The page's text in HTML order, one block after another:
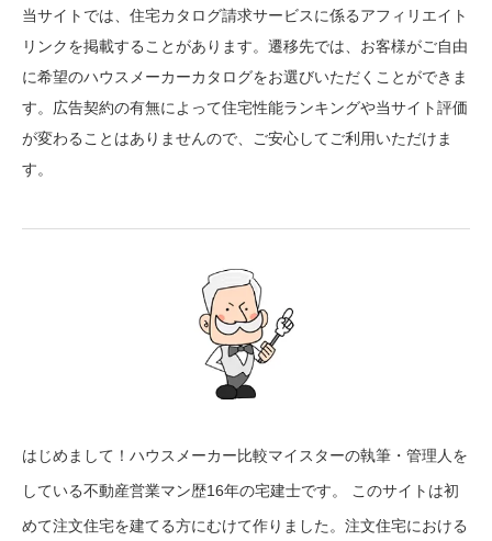
当サイトでは、住宅カタログ請求サービスに係るアフィリエイト
リンクを掲載することがあります。遷移先では、お客様がご自由
に希望のハウスメーカーカタログをお選びいただくことができま
す。広告契約の有無によって住宅性能ランキングや当サイト評価
が変わることはありませんので、ご安心してご利用いただけま
す。
はじめまして！ハウスメーカー比較マイスターの執筆・管理人を
している不動産営業マン歴16年の宅建士です。 このサイトは初
めて注文住宅を建てる方にむけて作りました。注文住宅における